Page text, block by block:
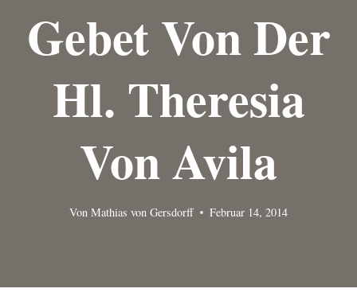
Gebet Von Der
Hl. Theresia
Von Avila
Von Mathias von Gersdorff Februar 14, 2014